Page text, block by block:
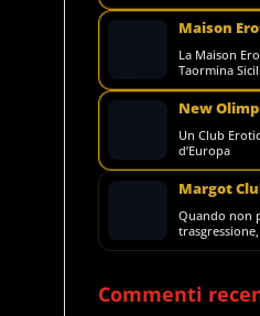
Maison
La Maison
Taormina
New
Un Club
d’Europa
Margot
Quando non
Commenti